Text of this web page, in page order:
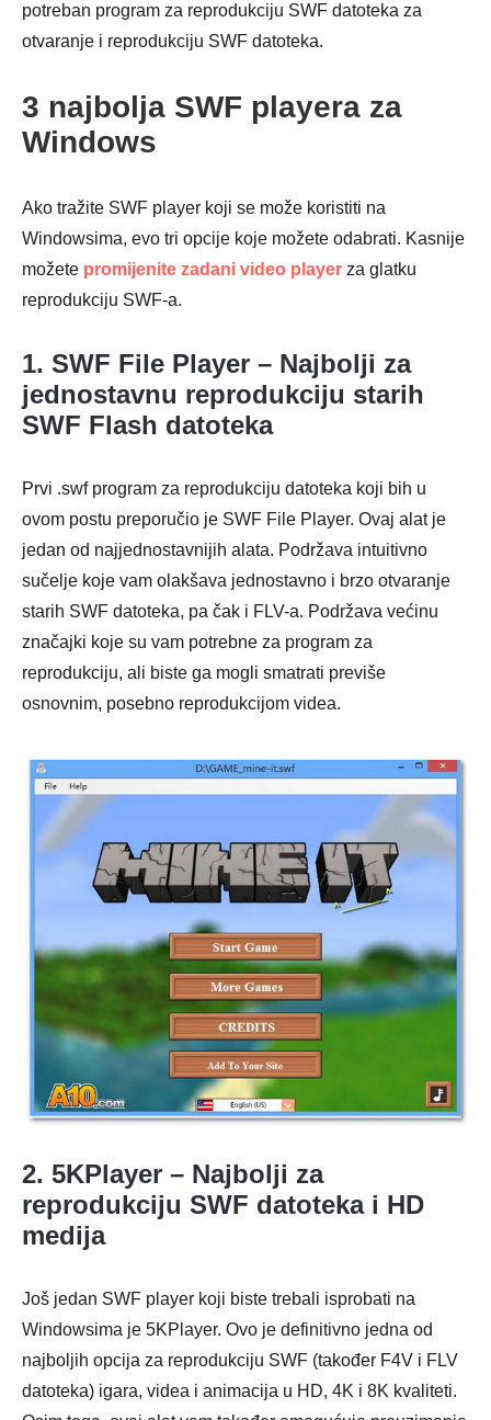
potreban program za reprodukciju SWF datoteka za
otvaranje i reprodukciju SWF datoteka.
3 najbolja SWF playera za
Windows
Ako tražite SWF player koji se može koristiti na
Windowsima, evo tri opcije koje možete odabrati. Kasnije
možete promijenite zadani video player za glatku
reprodukciju SWF-a.
1. SWF File Player – Najbolji za
jednostavnu reprodukciju starih
SWF Flash datoteka
Prvi .swf program za reprodukciju datoteka koji bih u
ovom postu preporučio je SWF File Player. Ovaj alat je
jedan od najjednostavnijih alata. Podržava intuitivno
sučelje koje vam olakšava jednostavno i brzo otvaranje
starih SWF datoteka, pa čak i FLV-a. Podržava većinu
značajki koje su vam potrebne za program za
reprodukciju, ali biste ga mogli smatrati previše
osnovnim, posebno reprodukcijom videa.
2. 5KPlayer – Najbolji za
reprodukciju SWF datoteka i HD
medija
Još jedan SWF player koji biste trebali isprobati na
Windowsima je 5KPlayer. Ovo je definitivno jedna od
najboljih opcija za reprodukciju SWF (također F4V i FLV
datoteka) igara, videa i animacija u HD, 4K i 8K kvaliteti.